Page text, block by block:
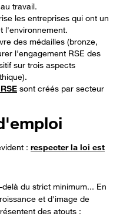
travail.
les entreprises qui ont un
l'environnement.
des médailles (bronze,
l'engagement RSE des
sur trois aspects
sont créés par secteur
: respecter la loi est
du strict minimum... En
et d'image de
des atouts :